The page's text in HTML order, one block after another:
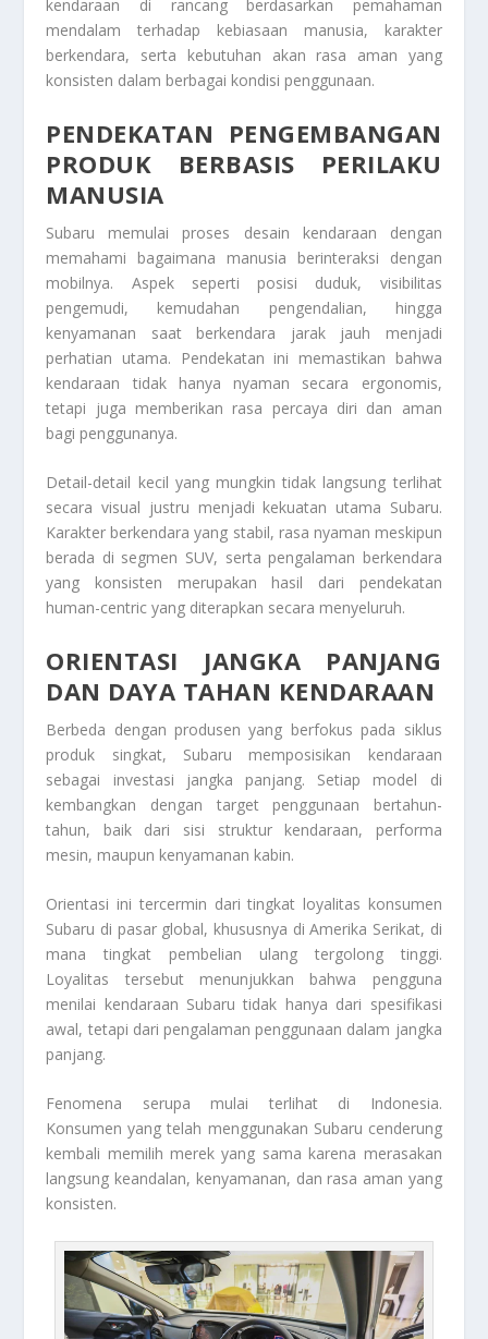
kendaraan di rancang berdasarkan pemahaman
mendalam terhadap kebiasaan manusia, karakter
berkendara, serta kebutuhan akan rasa aman yang
konsisten dalam berbagai kondisi penggunaan.
PENDEKATAN PENGEMBANGAN
PRODUK BERBASIS PERILAKU
MANUSIA
Subaru memulai proses desain kendaraan dengan
memahami bagaimana manusia berinteraksi dengan
mobilnya. Aspek seperti posisi duduk, visibilitas
pengemudi, kemudahan pengendalian, hingga
kenyamanan saat berkendara jarak jauh menjadi
perhatian utama. Pendekatan ini memastikan bahwa
kendaraan tidak hanya nyaman secara ergonomis,
tetapi juga memberikan rasa percaya diri dan aman
bagi penggunanya.
Detail-detail kecil yang mungkin tidak langsung terlihat
secara visual justru menjadi kekuatan utama Subaru.
Karakter berkendara yang stabil, rasa nyaman meskipun
berada di segmen SUV, serta pengalaman berkendara
yang konsisten merupakan hasil dari pendekatan
human-centric yang diterapkan secara menyeluruh.
ORIENTASI JANGKA PANJANG
DAN DAYA TAHAN KENDARAAN
Berbeda dengan produsen yang berfokus pada siklus
produk singkat, Subaru memposisikan kendaraan
sebagai investasi jangka panjang. Setiap model di
kembangkan dengan target penggunaan bertahun-
tahun, baik dari sisi struktur kendaraan, performa
mesin, maupun kenyamanan kabin.
Orientasi ini tercermin dari tingkat loyalitas konsumen
Subaru di pasar global, khususnya di Amerika Serikat, di
mana tingkat pembelian ulang tergolong tinggi.
Loyalitas tersebut menunjukkan bahwa pengguna
menilai kendaraan Subaru tidak hanya dari spesifikasi
awal, tetapi dari pengalaman penggunaan dalam jangka
panjang.
Fenomena serupa mulai terlihat di Indonesia.
Konsumen yang telah menggunakan Subaru cenderung
kembali memilih merek yang sama karena merasakan
langsung keandalan, kenyamanan, dan rasa aman yang
konsisten.